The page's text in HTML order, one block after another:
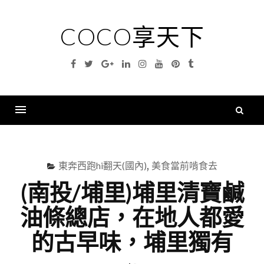
COCO享天下
Facebook
TwitterGoogleLinkedinInstagramYouTubePinterest
Tumblr
東奔西跑hi翻天(國內), 美食當前啃食去
(南投/埔里)埔里清寶鹹
油條總店，在地人都愛
的古早味，埔里獨有